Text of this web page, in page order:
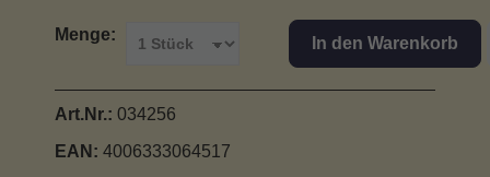
Menge: In den Warenkorb
Art.Nr.: 034256
EAN: 4006333064517